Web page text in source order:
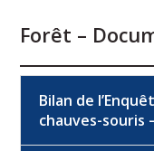
Forêt –
Bilan de
chauves-souris